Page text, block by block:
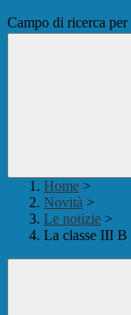
Campo di ricerca
Home >
Novità >
Le notizie >
La classe III B